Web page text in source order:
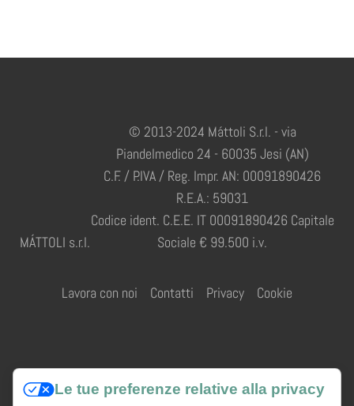
MÁTTOLI s.r.l.
© 2013-2024 Máttoli S.r.l. - via
Piandelmedico 24 - 60035 Jesi (AN)
C.F. / P.IVA / Reg. Impr. AN: 00091890426
R.E.A.: 59031
Codice ident. C.E.E. IT 00091890426 Capitale
Sociale € 99.500 i.v.
Lavora con noi Contatti Privacy Cookie
Credits
Le tue preferenze relative alla privacy